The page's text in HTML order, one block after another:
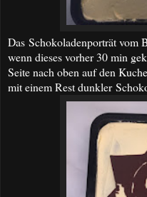
Das Schokoladenporträt vom
wenn dieses vorher 30 min
Seite nach oben auf den
mit einem Rest dunkler